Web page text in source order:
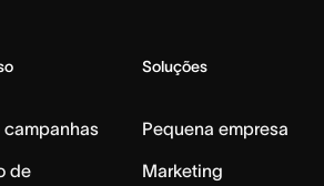
campanhas
de
Soluções
Pequena empresa
Marketing